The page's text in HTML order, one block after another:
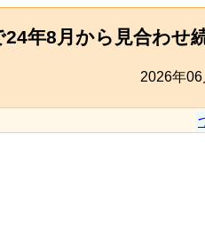
年8月から見合わせ
2026年